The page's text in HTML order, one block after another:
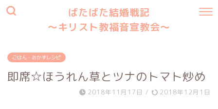
ばたばた結婚戦記
〜キリスト教福音宣教会〜
ごはん・おかずレシピ
即席☆ほうれん草とツナのトマト炒め
2018年11月17日 / 2018年12月1日